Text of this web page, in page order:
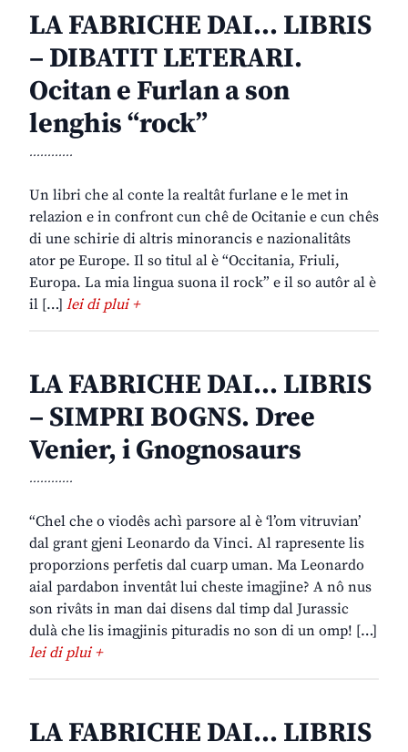
LA FABRICHE DAI… LIBRIS
– DIBATIT LETERARI.
Ocitan e Furlan a son
lenghis “rock”
............
Un libri che al conte la realtât furlane e le met in
relazion e in confront cun chê de Ocitanie e cun chês
di une schirie di altris minorancis e nazionalitâts
ator pe Europe. Il so titul al è “Occitania, Friuli,
Europa. La mia lingua suona il rock” e il so autôr al è
il […] lei di plui +
LA FABRICHE DAI… LIBRIS
– SIMPRI BOGNS. Dree
Venier, i Gnognosaurs
............
“Chel che o viodês achì parsore al è ‘l’om vitruvian’
dal grant gjeni Leonardo da Vinci. Al rapresente lis
proporzions perfetis dal cuarp uman. Ma Leonardo
aial pardabon inventât lui cheste imagjine? A nô nus
son rivâts in man dai disens dal timp dal Jurassic
dulà che lis imagjinis pituradis no son di un omp! […]
lei di plui +
LA FABRICHE DAI… LIBRIS